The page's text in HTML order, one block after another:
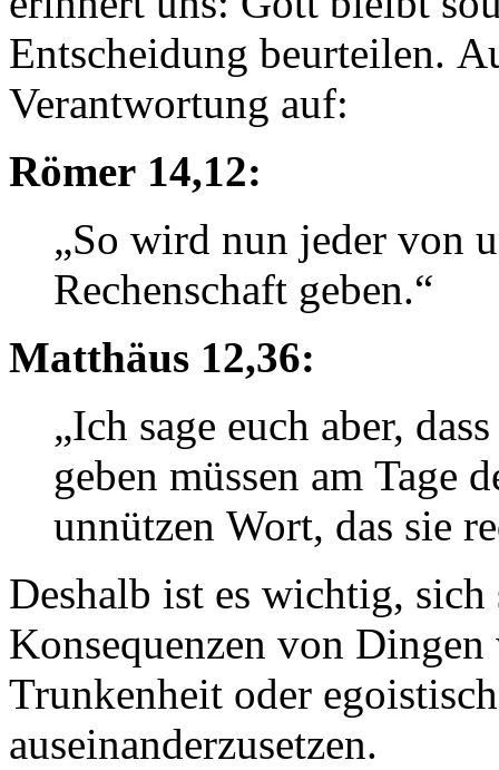
Entscheidung beurteilen.
Verantwortung auf:
Römer 14,12:
„So wird nun jeder von
Rechenschaft geben.“
Matthäus 12,36:
„Ich sage euch aber,
geben müssen am Tage
unnützen Wort, das sie
Deshalb ist es wichtig,
Konsequenzen von
Trunkenheit oder
auseinanderzusetzen.